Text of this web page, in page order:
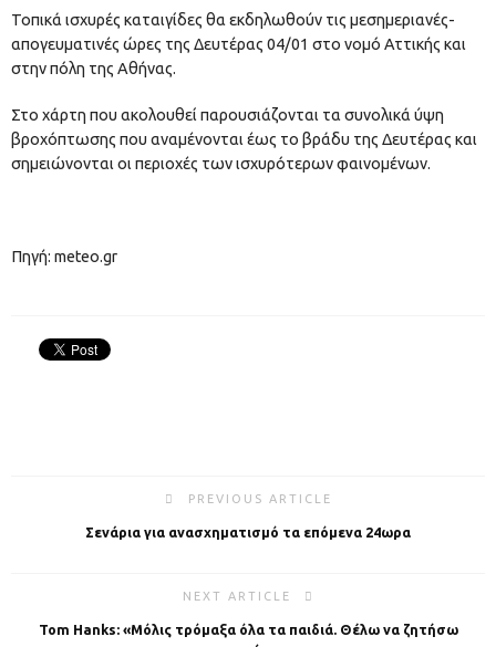
Τοπικά ισχυρές καταιγίδες θα εκδηλωθούν τις μεσημεριανές-
απογευματινές ώρες της Δευτέρας 04/01 στο νομό Αττικής και
στην πόλη της Αθήνας.
Στο χάρτη που ακολουθεί παρουσιάζονται τα συνολικά ύψη
βροχόπτωσης που αναμένονται έως το βράδυ της Δευτέρας και
σημειώνονται οι περιοχές των ισχυρότερων φαινομένων.
Πηγή: meteo.gr
PREVIOUS ARTICLE
Σενάρια για ανασχηματισμό τα επόμενα 24ωρα
NEXT ARTICLE
Tom Hanks: «Μόλις τρόμαξα όλα τα παιδιά. Θέλω να ζητήσω